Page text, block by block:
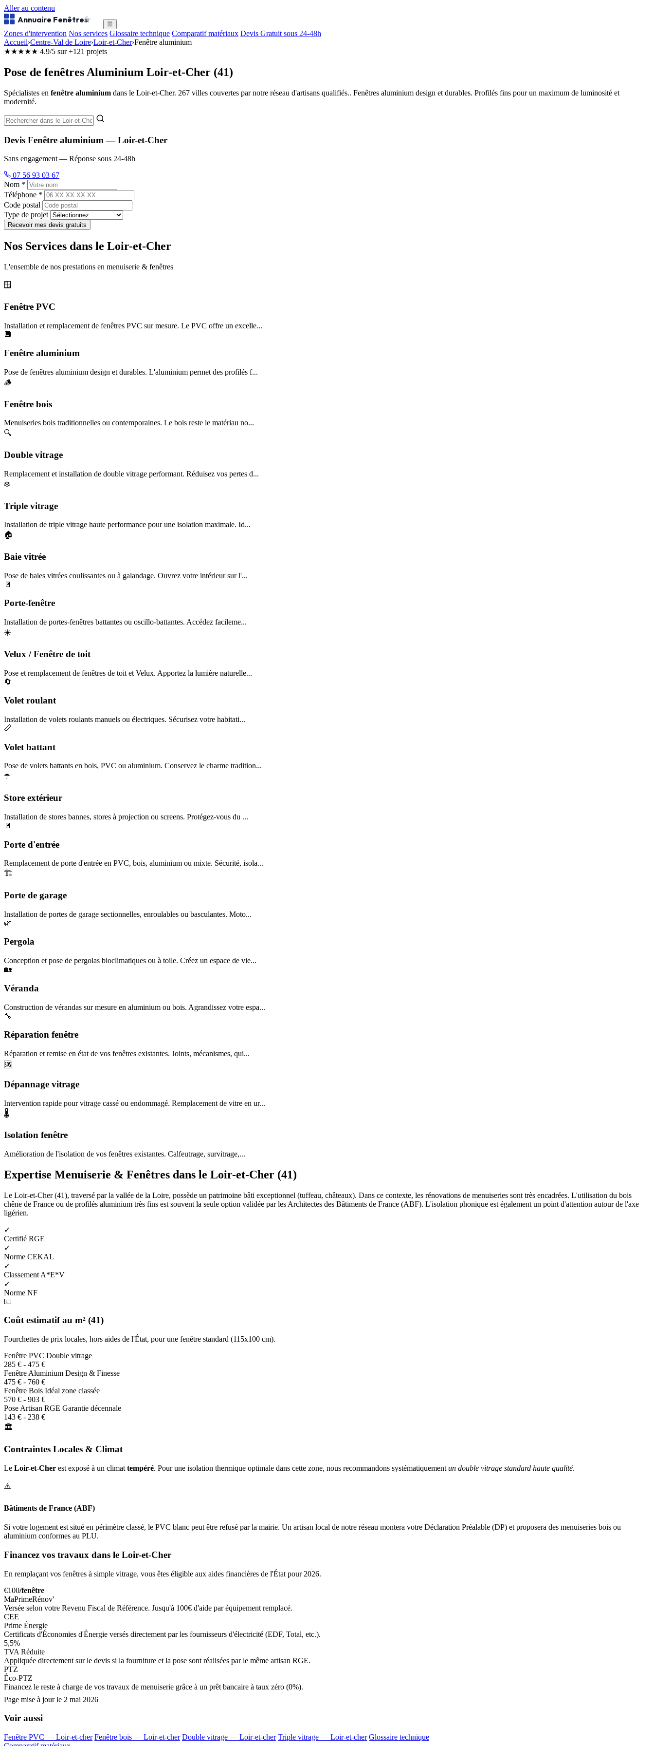
Aller au contenu
Annuaire Fenêtres
.fr ☰
Zones d'intervention Nos services Glossaire technique Comparatif matériaux Devis Gratuit sous 24-48h
Accueil›Centre-Val de Loire›Loir-et-Cher›Fenêtre aluminium
★★★★★ 4.9/5 sur +121 projets
Pose de fenêtres Aluminium Loir-et-Cher (41)
Spécialistes en fenêtre aluminium dans le Loir-et-Cher. 267 villes couvertes par notre réseau d'artisans qualifiés.. Fenêtres aluminium design et durables. Profilés fins pour un maximum de luminosité et
modernité.
Devis Fenêtre aluminium — Loir-et-Cher
Sans engagement — Réponse sous 24-48h
07 56 93 03 67
Nom *
Téléphone *
Code postal
Type de projet
Recevoir mes devis gratuits
Nos Services dans le Loir-et-Cher
L'ensemble de nos prestations en menuiserie & fenêtres
🪟
Fenêtre PVC
Installation et remplacement de fenêtres PVC sur mesure. Le PVC offre un excelle...
🔲
Fenêtre aluminium
Pose de fenêtres aluminium design et durables. L'aluminium permet des profilés f...
🪵
Fenêtre bois
Menuiseries bois traditionnelles ou contemporaines. Le bois reste le matériau no...
🔍
Double vitrage
Remplacement et installation de double vitrage performant. Réduisez vos pertes d...
❄️
Triple vitrage
Installation de triple vitrage haute performance pour une isolation maximale. Id...
🏠
Baie vitrée
Pose de baies vitrées coulissantes ou à galandage. Ouvrez votre intérieur sur l'...
🚪
Porte-fenêtre
Installation de portes-fenêtres battantes ou oscillo-battantes. Accédez facileme...
☀️
Velux / Fenêtre de toit
Pose et remplacement de fenêtres de toit et Velux. Apportez la lumière naturelle...
🔄
Volet roulant
Installation de volets roulants manuels ou électriques. Sécurisez votre habitati...
📏
Volet battant
Pose de volets battants en bois, PVC ou aluminium. Conservez le charme tradition...
☂️
Store extérieur
Installation de stores bannes, stores à projection ou screens. Protégez-vous du ...
🚪
Porte d'entrée
Remplacement de porte d'entrée en PVC, bois, aluminium ou mixte. Sécurité, isola...
🏗️
Porte de garage
Installation de portes de garage sectionnelles, enroulables ou basculantes. Moto...
🌿
Pergola
Conception et pose de pergolas bioclimatiques ou à toile. Créez un espace de vie...
🏡
Véranda
Construction de vérandas sur mesure en aluminium ou bois. Agrandissez votre espa...
🔧
Réparation fenêtre
Réparation et remise en état de vos fenêtres existantes. Joints, mécanismes, qui...
🆘
Dépannage vitrage
Intervention rapide pour vitrage cassé ou endommagé. Remplacement de vitre en ur...
🌡️
Isolation fenêtre
Amélioration de l'isolation de vos fenêtres existantes. Calfeutrage, survitrage,...
Expertise Menuiserie & Fenêtres dans le Loir-et-Cher (41)
Le Loir-et-Cher (41), traversé par la vallée de la Loire, possède un patrimoine bâti exceptionnel (tuffeau, châteaux). Dans ce contexte, les rénovations de menuiseries sont très encadrées. L'utilisation du bois
chêne de France ou de profilés aluminium très fins est souvent la seule option validée par les Architectes des Bâtiments de France (ABF). L'isolation phonique est également un point d'attention autour de l'axe
ligérien.
✓
Certifié RGE
✓
Norme CEKAL
✓
Classement A*E*V
✓
Norme NF
💶
Coût estimatif au m² (41)
Fourchettes de prix locales, hors aides de l'État, pour une fenêtre standard (115x100 cm).
Fenêtre PVC Double vitrage
285 € - 475 €
Fenêtre Aluminium Design & Finesse
475 € - 760 €
Fenêtre Bois Idéal zone classée
570 € - 903 €
Pose Artisan RGE Garantie décennale
143 € - 238 €
🏛️
Contraintes Locales & Climat
Le Loir-et-Cher est exposé à un climat tempéré. Pour une isolation thermique optimale dans cette zone, nous recommandons systématiquement un double vitrage standard haute qualité.
⚠️
Bâtiments de France (ABF)
Si votre logement est situé en périmètre classé, le PVC blanc peut être refusé par la mairie. Un artisan local de notre réseau montera votre Déclaration Préalable (DP) et proposera des menuiseries bois ou
aluminium conformes au PLU.
Financez vos travaux dans le Loir-et-Cher
En remplaçant vos fenêtres à simple vitrage, vous êtes éligible aux aides financières de l'État pour 2026.
€100/fenêtre
MaPrimeRénov'
Versée selon votre Revenu Fiscal de Référence. Jusqu'à 100€ d'aide par équipement remplacé.
CEE
Prime Énergie
Certificats d'Économies d'Énergie versés directement par les fournisseurs d'électricité (EDF, Total, etc.).
5,5%
TVA Réduite
Appliquée directement sur le devis si la fourniture et la pose sont réalisées par le même artisan RGE.
PTZ
Éco-PTZ
Financez le reste à charge de vos travaux de menuiserie grâce à un prêt bancaire à taux zéro (0%).
Page mise à jour le 2 mai 2026
Voir aussi
Fenêtre PVC — Loir-et-cher Fenêtre bois — Loir-et-cher Double vitrage — Loir-et-cher Triple vitrage — Loir-et-cher Glossaire technique